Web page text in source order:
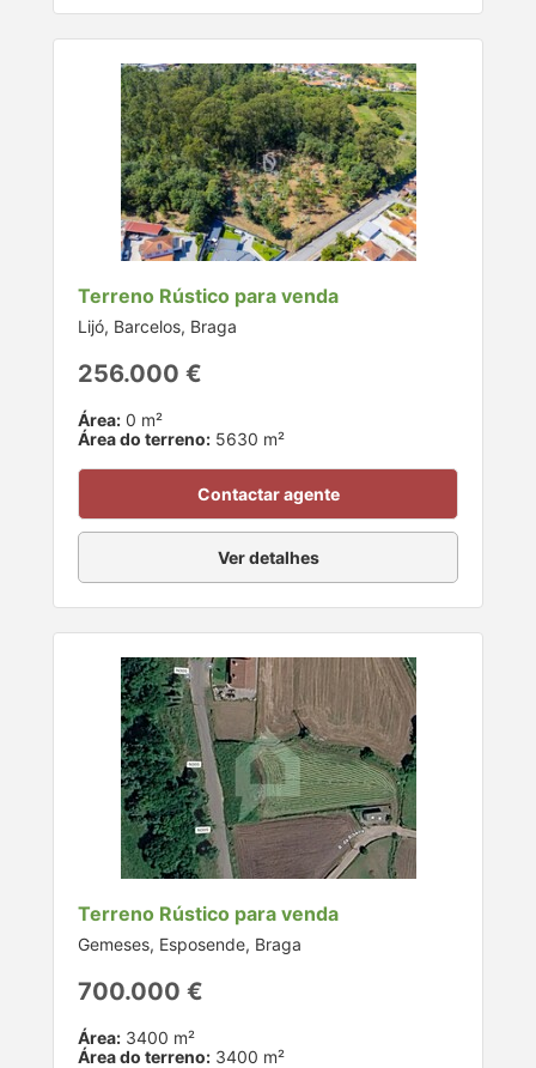
Terreno Rústico para venda
Lijó, Barcelos, Braga
256.000 €
Área: 0 m²
Área do terreno: 5630 m²
Contactar agente
Ver detalhes
Terreno Rústico para venda
Gemeses, Esposende, Braga
700.000 €
Área: 3400 m²
Área do terreno: 3400 m²